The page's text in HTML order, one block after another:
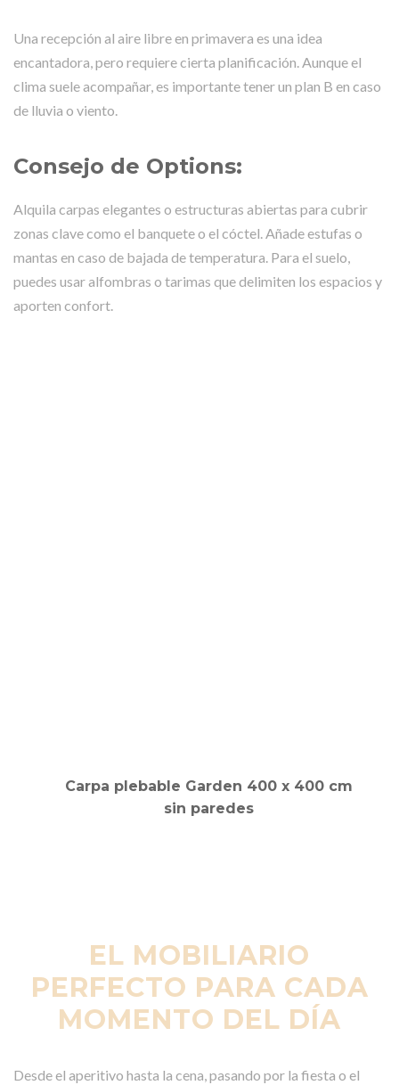
Una recepción al aire libre en primavera es una idea
encantadora, pero requiere cierta planificación. Aunque el
clima suele acompañar, es importante tener un plan B en caso
de lluvia o viento.
Consejo de Options:
Alquila carpas elegantes o estructuras abiertas para cubrir
zonas clave como el banquete o el cóctel. Añade estufas o
mantas en caso de bajada de temperatura. Para el suelo,
puedes usar alfombras o tarimas que delimiten los espacios y
aporten confort.
EL MOBILIARIO
PERFECTO PARA CADA
MOMENTO DEL DÍA
Desde el aperitivo hasta la cena, pasando por la fiesta o el